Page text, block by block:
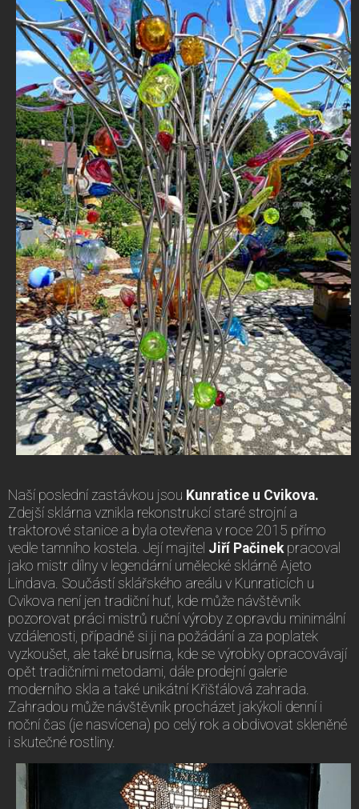
Naší poslední zastávkou jsou Kunratice u Cvikova.
Zdejší sklárna vznikla rekonstrukcí staré strojní a
traktorové stanice a byla otevřena v roce 2015 přímo
vedle tamního kostela. Její majitel Jiří Pačinek pracoval
jako mistr dílny v legendární umělecké sklárně Ajeto
Lindava. Součástí sklářského areálu v Kunraticích u
Cvikova není jen tradiční huť, kde může návštěvník
pozorovat práci mistrů ruční výroby z opravdu minimální
vzdálenosti, případně si ji na požádání a za poplatek
vyzkoušet, ale také brusírna, kde se výrobky opracovávají
opět tradičními metodami, dále prodejní galerie
moderního skla a také unikátní Křišťálová zahrada.
Zahradou může návštěvník procházet jakýkoli denní i
noční čas (je nasvícena) po celý rok a obdivovat skleněné
i skutečné rostliny.